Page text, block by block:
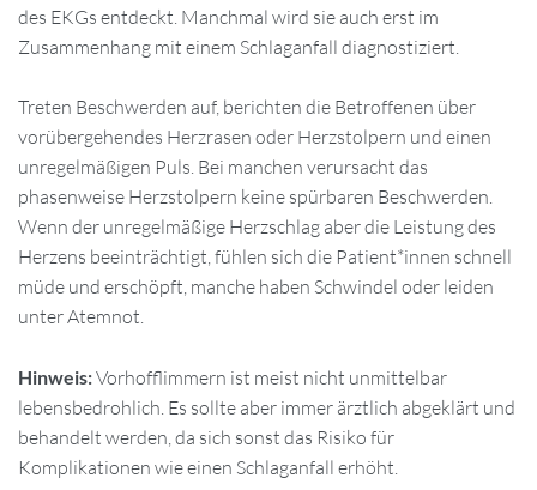
des EKGs entdeckt. Manchmal wird sie auch erst im
Zusammenhang mit einem Schlaganfall diagnostiziert.
Treten Beschwerden auf, berichten die Betroffenen über
vorübergehendes Herzrasen oder Herzstolpern und einen
unregelmäßigen Puls. Bei manchen verursacht das
phasenweise Herzstolpern keine spürbaren Beschwerden.
Wenn der unregelmäßige Herzschlag aber die Leistung des
Herzens beeinträchtigt, fühlen sich die Patient*innen schnell
müde und erschöpft, manche haben Schwindel oder leiden
unter Atemnot.
Hinweis:Vorhofflimmern ist meist nicht unmittelbar
lebensbedrohlich. Es sollte aber immer ärztlich abgeklärt und
behandelt werden, da sich sonst das Risiko für
Komplikationen wie einen Schlaganfall erhöht.